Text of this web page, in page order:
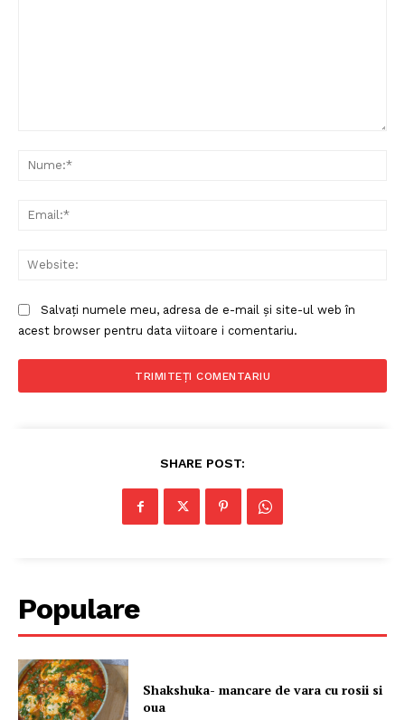
Salvați numele meu, adresa de e-mail și site-ul web în
acest browser pentru data viitoare i comentariu.
SHARE POST:
Populare
Shakshuka- mancare de vara cu rosii si
oua